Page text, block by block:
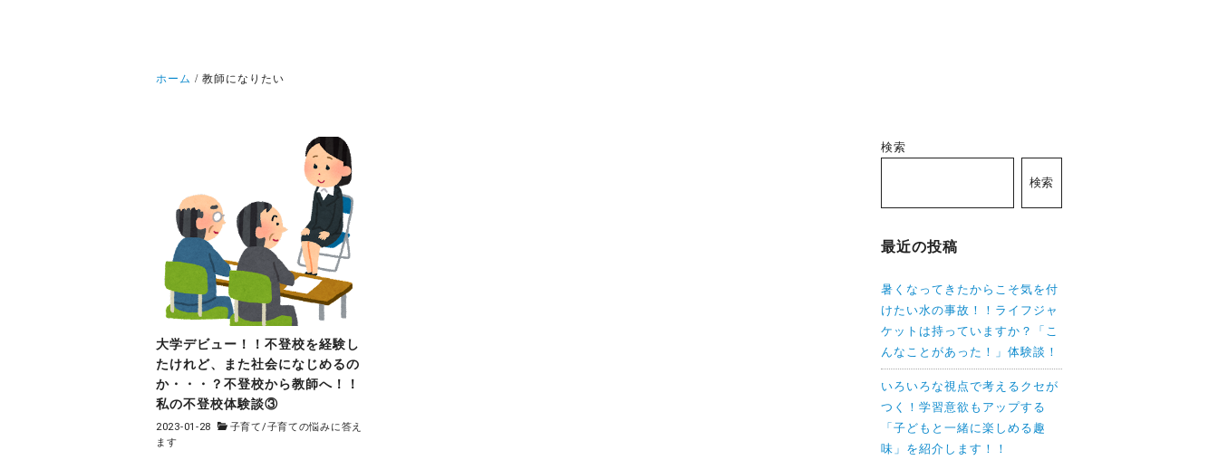
ホーム 教師になりたい
大学デビュー！！不登校を経験し
たけれど、また社会になじめるの
か・・・？不登校から教師へ！！
私の不登校体験談③
2023-01-28 子育て/子育ての悩みに答え
ます
検索
検索
最近の投稿
暑くなってきたからこそ気を付
けたい水の事故！！ライフジャ
ケットは持っていますか？「こ
んなことがあった！」体験談！
いろいろな視点で考えるクセが
つく！学習意欲もアップする
「子どもと一緒に楽しめる趣
味」を紹介します！！